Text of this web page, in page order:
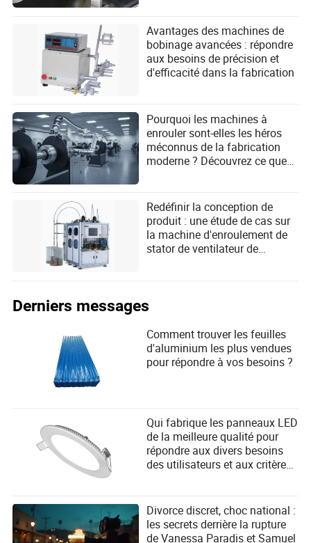
Avantages des machines de
bobinage avancées : répondre
aux besoins de précision et
d'efficacité dans la fabrication
Pourquoi les machines à
enrouler sont-elles les héros
méconnus de la fabrication
moderne ? Découvrez ce que
Redéfinir la conception de
produit : une étude de cas sur
la machine d'enroulement de
stator de ventilateur de
Derniers messages
Comment trouver les feuilles
d'aluminium les plus vendues
pour répondre à vos besoins ?
Qui fabrique les panneaux LED
de la meilleure qualité pour
répondre aux divers besoins
des utilisateurs et aux critères
Divorce discret, choc national :
les secrets derrière la rupture
de Vanessa Paradis et Samuel